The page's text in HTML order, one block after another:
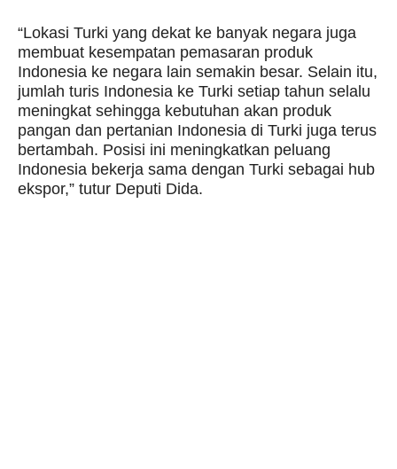
“Lokasi Turki yang dekat ke banyak negara juga
membuat kesempatan pemasaran produk
Indonesia ke negara lain semakin besar. Selain itu,
jumlah turis Indonesia ke Turki setiap tahun selalu
meningkat sehingga kebutuhan akan produk
pangan dan pertanian Indonesia di Turki juga terus
bertambah. Posisi ini meningkatkan peluang
Indonesia bekerja sama dengan Turki sebagai hub
ekspor,” tutur Deputi Dida.